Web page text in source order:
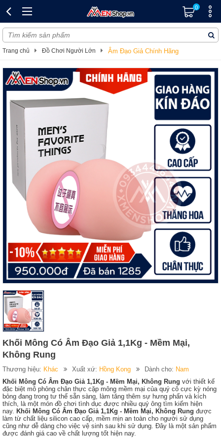
0
Trang chủ Đồ Chơi Người Lớn Âm Đạo Giả Chính Hãng
Khối Mông Có Âm Đạo Giả 1,1Kg - Mềm Mại,
Không Rung
Thương hiệu: Khác Xuất xứ: Hồng Kong Dành cho: Nam
Khối Mông Có Âm Đạo Giả 1,1Kg - Mềm Mại, Không Rung với thiết kế
đặc biệt mô phỏng chân thực cặp mông mềm mại của quý cô cực kỳ nóng
bỏng đang trong tư thế sẵn sàng, làm tăng thêm sự hưng phấn và kích
thích, là một món đồ chơi tình dục được nhiều quý ông tìm kiếm hiện
nay. Khối Mông Có Âm Đạo Giả 1,1Kg - Mềm Mại, Không Rung được
làm từ chất liệu silicon cao cấp, mềm mịn an toàn cho người sử dụng
cũng như dễ dàng cho việc vệ sinh sau khi sử dụng. Đây là một sản phẩm
được đánh giá cao về chất lượng tốt hiện nay.